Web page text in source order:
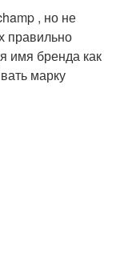
, но не
правильно
имя бренда как
марку